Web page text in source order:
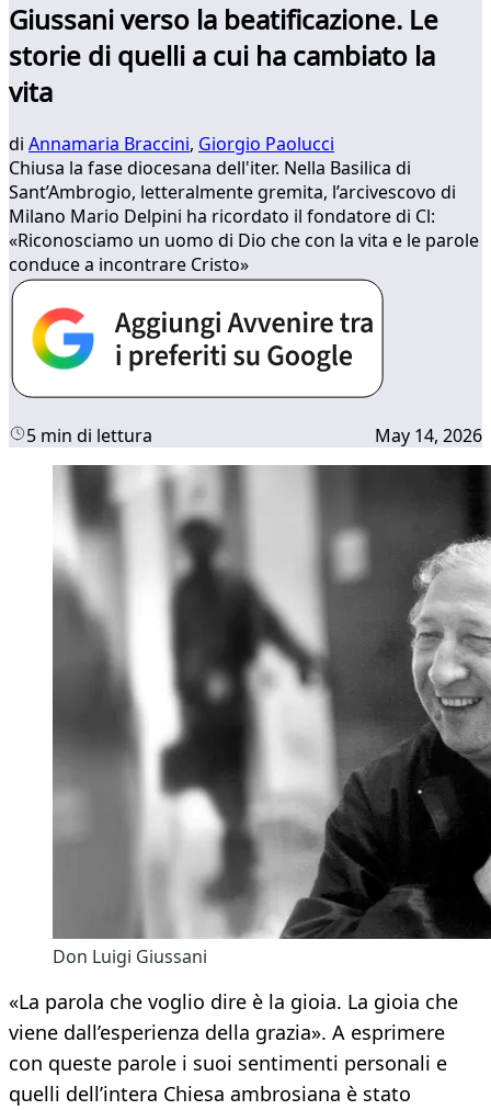
Giussani verso la beatificazione. Le
storie di quelli a cui ha cambiato la
vita
di Annamaria Braccini, Giorgio Paolucci
Chiusa la fase diocesana dell'iter. Nella Basilica di
Sant’Ambrogio, letteralmente gremita, l’arcivescovo di
Milano Mario Delpini ha ricordato il fondatore di Cl:
«Riconosciamo un uomo di Dio che con la vita e le parole
conduce a incontrare Cristo»
5 min di lettura May 14, 2026
Don Luigi Giussani
«La parola che voglio dire è la gioia. La gioia che
viene dall’esperienza della grazia». A esprimere
con queste parole i suoi sentimenti personali e
quelli dell’intera Chiesa ambrosiana è stato